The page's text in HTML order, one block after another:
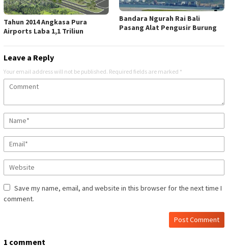
Tahun 2014 Angkasa Pura
Airports Laba 1,1 Triliun
Bandara Ngurah Rai Bali
Pasang Alat Pengusir Burung
Leave a Reply
Your email address will not be published. Required fields are marked *
Save my name, email, and website in this browser for the next time I
comment.
1 comment